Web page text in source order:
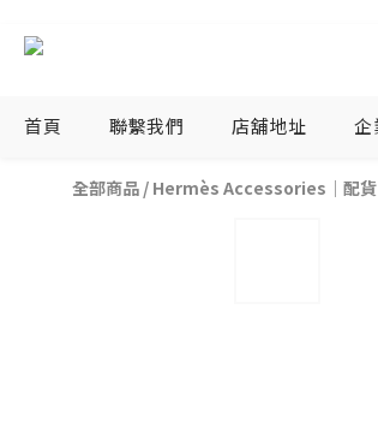
首頁 聯繫我們 店舖地址 企
全部商品 / Hermès Accessories｜配貨